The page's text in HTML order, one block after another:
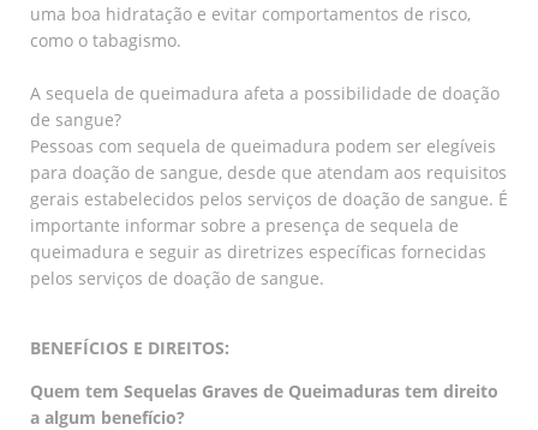
uma boa hidratação e evitar comportamentos de risco,
como o tabagismo.
A sequela de queimadura afeta a possibilidade de doação
de sangue?
Pessoas com sequela de queimadura podem ser elegíveis
para doação de sangue, desde que atendam aos requisitos
gerais estabelecidos pelos serviços de doação de sangue. É
importante informar sobre a presença de sequela de
queimadura e seguir as diretrizes específicas fornecidas
pelos serviços de doação de sangue.
BENEFÍCIOS E DIREITOS:
Quem tem Sequelas Graves de Queimaduras tem direito
a algum benefício?